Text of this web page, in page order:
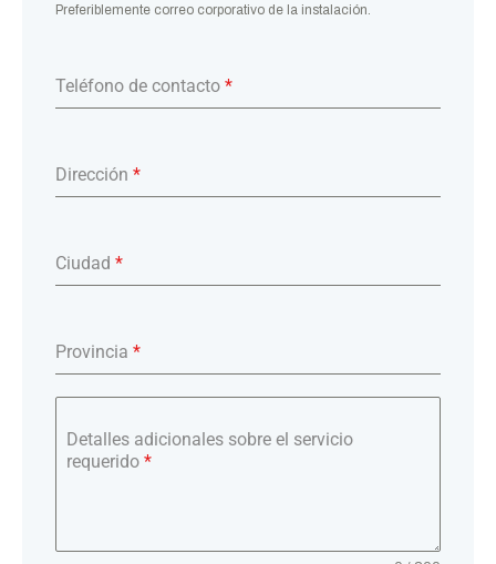
Preferiblemente correo corporativo de la instalación.
Teléfono de contacto *
Dirección *
Ciudad *
Provincia *
Detalles adicionales sobre el servicio
requerido *